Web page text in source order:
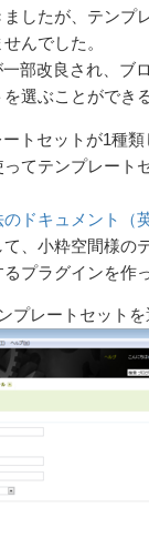
ましたが、テンプ
んでした。
部改良され、ブ
選ぶことができ
トセットが1種
てテンプレート
ドキュメント（英
、小粋空間様の
プラグインを作
プレートセット